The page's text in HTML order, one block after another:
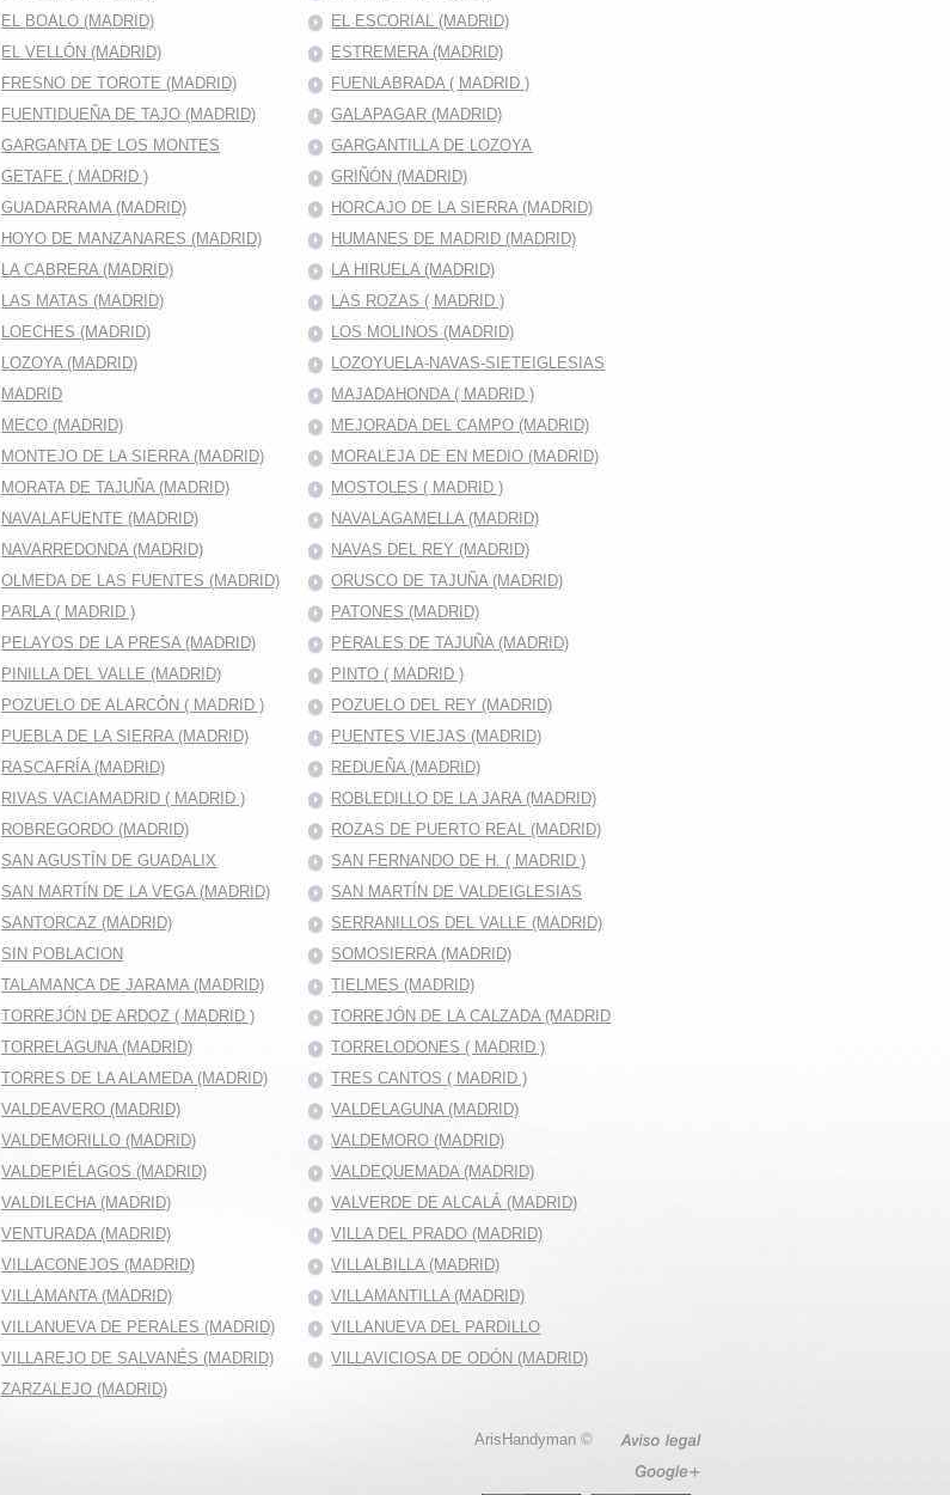
EL BOALO (MADRID)
EL ESCORIAL (MADRID)
EL VELLÓN (MADRID)
ESTREMERA (MADRID)
FRESNO DE TOROTE (MADRID)
FUENLABRADA ( MADRID )
FUENTIDUEÑA DE TAJO (MADRID)
GALAPAGAR (MADRID)
GARGANTA DE LOS MONTES
GARGANTILLA DE LOZOYA
GETAFE ( MADRID )
GRIÑÓN (MADRID)
GUADARRAMA (MADRID)
HORCAJO DE LA SIERRA (MADRID)
HOYO DE MANZANARES (MADRID)
HUMANES DE MADRID (MADRID)
LA CABRERA (MADRID)
LA HIRUELA (MADRID)
LAS MATAS (MADRID)
LAS ROZAS ( MADRID )
LOECHES (MADRID)
LOS MOLINOS (MADRID)
LOZOYA (MADRID)
LOZOYUELA-NAVAS-SIETEIGLESIAS
MADRID
MAJADAHONDA ( MADRID )
MECO (MADRID)
MEJORADA DEL CAMPO (MADRID)
MONTEJO DE LA SIERRA (MADRID)
MORALEJA DE EN MEDIO (MADRID)
MORATA DE TAJUÑA (MADRID)
MOSTOLES ( MADRID )
NAVALAFUENTE (MADRID)
NAVALAGAMELLA (MADRID)
NAVARREDONDA (MADRID)
NAVAS DEL REY (MADRID)
OLMEDA DE LAS FUENTES (MADRID)
ORUSCO DE TAJUÑA (MADRID)
PARLA ( MADRID )
PATONES (MADRID)
PELAYOS DE LA PRESA (MADRID)
PERALES DE TAJUÑA (MADRID)
PINILLA DEL VALLE (MADRID)
PINTO ( MADRID )
POZUELO DE ALARCÓN ( MADRID )
POZUELO DEL REY (MADRID)
PUEBLA DE LA SIERRA (MADRID)
PUENTES VIEJAS (MADRID)
RASCAFRÍA (MADRID)
REDUEÑA (MADRID)
RIVAS VACIAMADRID ( MADRID )
ROBLEDILLO DE LA JARA (MADRID)
ROBREGORDO (MADRID)
ROZAS DE PUERTO REAL (MADRID)
SAN AGUSTÍN DE GUADALIX
SAN FERNANDO DE H. ( MADRID )
SAN MARTÍN DE LA VEGA (MADRID)
SAN MARTÍN DE VALDEIGLESIAS
SANTORCAZ (MADRID)
SERRANILLOS DEL VALLE (MADRID)
SIN POBLACION
SOMOSIERRA (MADRID)
TALAMANCA DE JARAMA (MADRID)
TIELMES (MADRID)
TORREJÓN DE ARDOZ ( MADRID )
TORREJÓN DE LA CALZADA (MADRID
TORRELAGUNA (MADRID)
TORRELODONES ( MADRID )
TORRES DE LA ALAMEDA (MADRID)
TRES CANTOS ( MADRID )
VALDEAVERO (MADRID)
VALDELAGUNA (MADRID)
VALDEMORILLO (MADRID)
VALDEMORO (MADRID)
VALDEPIÉLAGOS (MADRID)
VALDEQUEMADA (MADRID)
VALDILECHA (MADRID)
VALVERDE DE ALCALÁ (MADRID)
VENTURADA (MADRID)
VILLA DEL PRADO (MADRID)
VILLACONEJOS (MADRID)
VILLALBILLA (MADRID)
VILLAMANTA (MADRID)
VILLAMANTILLA (MADRID)
VILLANUEVA DE PERALES (MADRID)
VILLANUEVA DEL PARDILLO
VILLAREJO DE SALVANÉS (MADRID)
VILLAVICIOSA DE ODÓN (MADRID)
ZARZALEJO (MADRID)
ArisHandyman ©